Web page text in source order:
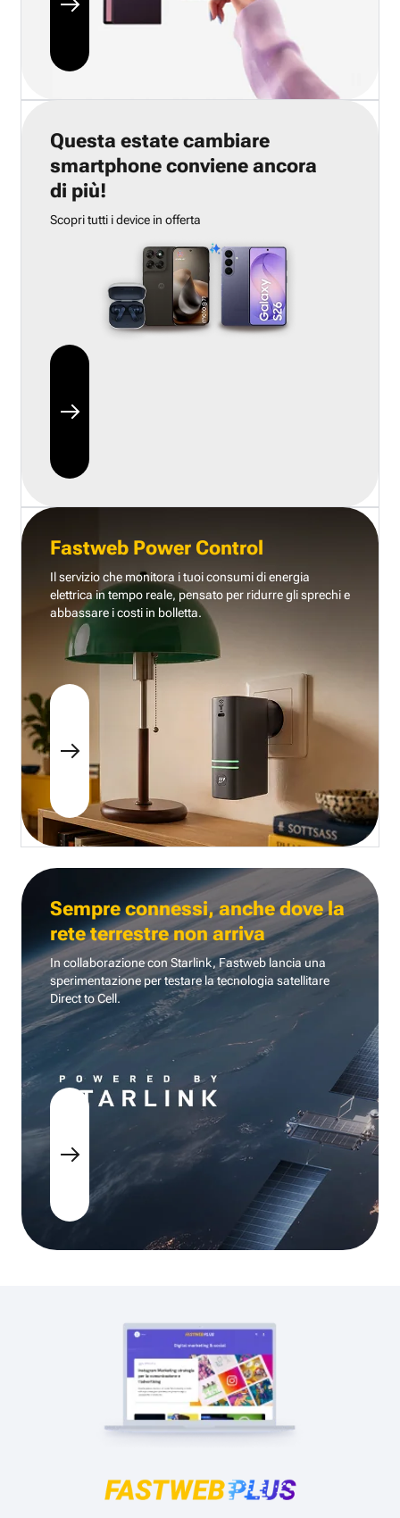
Questa estate cambiare
smartphone conviene ancora
di più!
Scopri tutti i device in offerta
Fastweb Power Control
Il servizio che monitora i tuoi consumi di energia
elettrica in tempo reale, pensato per ridurre gli sprechi e
abbassare i costi in bolletta.
Sempre connessi, anche dove la
rete terrestre non arriva
In collaborazione con Starlink, Fastweb lancia una
sperimentazione per testare la tecnologia satellitare
Direct to Cell.